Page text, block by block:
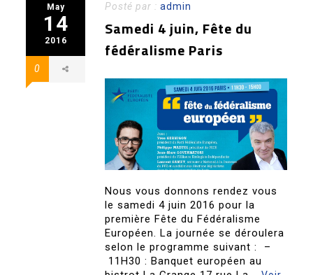
May
14
2016
0
Posté par :admin
Samedi 4 juin, Fête du
fédéralisme Paris
Nous vous donnons rendez vous
le samedi 4 juin 2016 pour la
première Fête du Fédéralisme
Européen. La journée se déroulera
selon le programme suivant : –
11H30 : Banquet européen au